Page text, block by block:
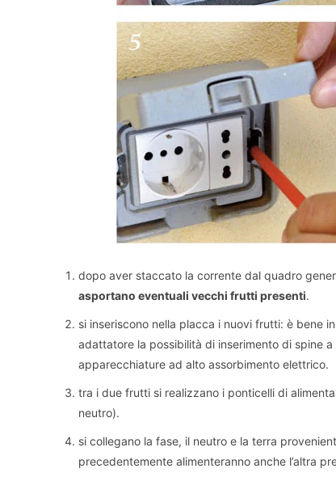
dopo aver staccato la corrente dal quadro
asportano eventuali vecchi frutti presenti.
si inseriscono nella placca i nuovi frutti: è bene
adattatore la possibilità di inserimento di spine a
apparecchiature ad alto assorbimento elettrico.
tra i due frutti si realizzano i ponticelli di
neutro).
si collegano la fase, il neutro e la terra
precedentemente alimenteranno anche l’altra